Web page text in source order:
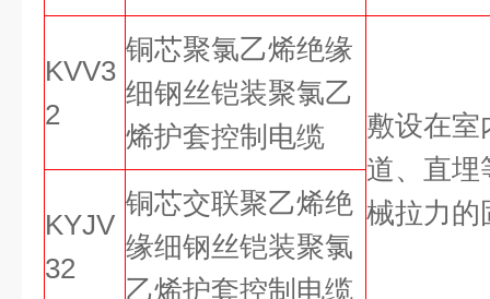
KVV3
2
铜芯聚氯乙烯绝缘
细钢丝铠装聚氯乙
烯护套控制电缆
敷设在室
道、直埋
械拉力的
KYJV
32
铜芯交联聚乙烯绝
缘细钢丝铠装聚氯
乙烯护套控制电缆